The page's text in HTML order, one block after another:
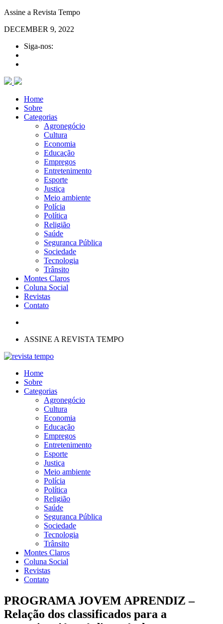
Assine a Revista Tempo
DECEMBER 9, 2022
Siga-nos:
Home
Sobre
Categorias
Agronegócio
Cultura
Economia
Educação
Empregos
Entretenimento
Esporte
Justiça
Meio ambiente
Polícia
Política
Religião
Saúde
Seguranca Pública
Sociedade
Tecnologia
Trânsito
Montes Claros
Coluna Social
Revistas
Contato
ASSINE A REVISTA TEMPO
Home
Sobre
Categorias
Agronegócio
Cultura
Economia
Educação
Empregos
Entretenimento
Esporte
Justiça
Meio ambiente
Polícia
Política
Religião
Saúde
Seguranca Pública
Sociedade
Tecnologia
Trânsito
Montes Claros
Coluna Social
Revistas
Contato
PROGRAMA JOVEM APRENDIZ –
Relação dos classificados para a